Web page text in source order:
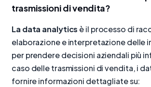
trasmissioni di vendita?
La data analytics è il processo di
elaborazione e interpretazione delle
per prendere decisioni aziendali più
caso delle trasmissioni di vendita, i
fornire informazioni dettagliate su: